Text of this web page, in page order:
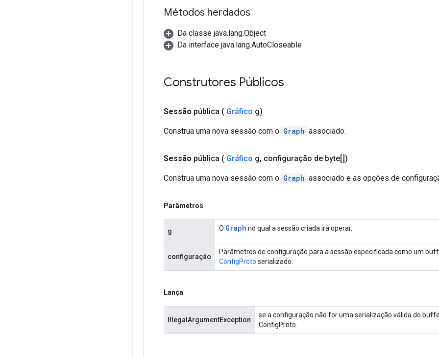
Métodos herdados
Da classe java.lang.Object
Da interface java.lang.AutoCloseable
Construtores Públicos
Sessão pública ( Gráfico g)
Construa uma nova sessão com o Graph associado.
Sessão pública ( Gráfico g, configuração de byte[])
Construa uma nova sessão com o Graph associado e as opções de
Parâmetros
g O Graph no qual a sessão criada irá operar.
configuração
Parâmetros de configuração para a sessão especificada como um
ConfigProto serializado.
Lança
IllegalArgumentException
se a configuração não for uma serialização válida do
ConfigProto.